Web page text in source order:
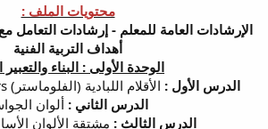
محتويات الملف :
الإرشادات العامة للمعلم - إرشادات التعامل
أهداف التربية الفنية
الوحدة الأولى : البناء
الدرس الأول : الأقلام اللبادية (الفلوماستر) flowmaster colors
الدرس الثاني : ألوان
الدرس الثالث : مشتقة الألوان